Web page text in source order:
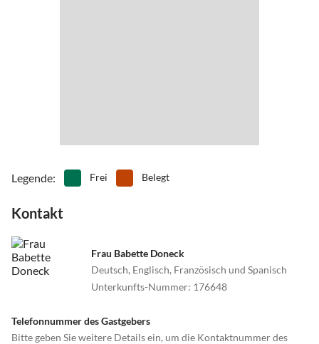
Legende: Frei Belegt
Kontakt
Frau Babette Doneck
Deutsch, Englisch, Französisch und Spanisch
Unterkunfts-Nummer: 176648
Telefonnummer des Gastgebers
Bitte geben Sie weitere Details ein, um die Kontaktnummer des